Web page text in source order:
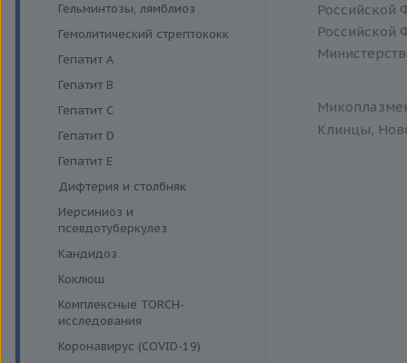
Гельминтозы, лямблиоз
Гемолитический стрептококк
Гепатит A
Гепатит B
Гепатит C
Гепатит D
Гепатит E
Дифтерия и столбняк
Иерсиниоз и
псевдотуберкулез
Кандидоз
Коклюш
Комплексные TORCH-
исследования
Коронавирус (COVID-19)
Российской
Российской
Клинцы,